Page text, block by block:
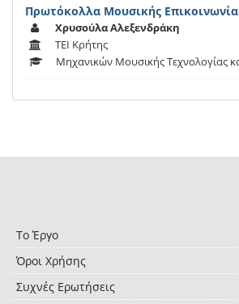
Πρωτόκολλα Μουσικής
Χρυσούλα Αλεξενδράκη
ΤΕΙ Κρήτης
Μηχανικών Μουσικής Τεχνολογίας
Το Έργο
Όροι Χρήσης
Συχνές Ερωτήσεις